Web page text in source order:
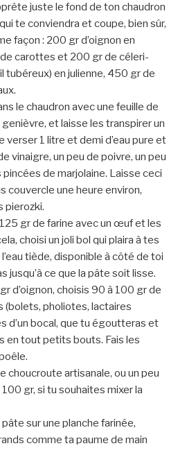
juste le fond de ton chaudron
te conviendra et coupe, bien sûr,
façon : 200 gr d’oignon en
carottes et 200 gr de céleri-
tubéreux) en julienne, 450 gr de
le chaudron avec une feuille de
genièvre, et laisse les transpirer un
verser 1 litre et demi d’eau pure et
vinaigre, un peu de poivre, un peu
de marjolaine. Laisse ceci
couvercle une heure environ,
pierozki.
gr de farine avec un œuf et les
choisi un joli bol qui plaira à tes
tiède, disponible à côté de toi
jusqu’à ce que la pâte soit lisse.
d’oignon, choisis 90 à 100 gr de
(bolets, pholiotes, lactaires
d’un bocal, que tu égoutteras et
en tout petits bouts. Fais les
choucroute artisanale, ou un peu
gr, si tu souhaites mixer la
sur une planche farinée,
comme ta paume de main